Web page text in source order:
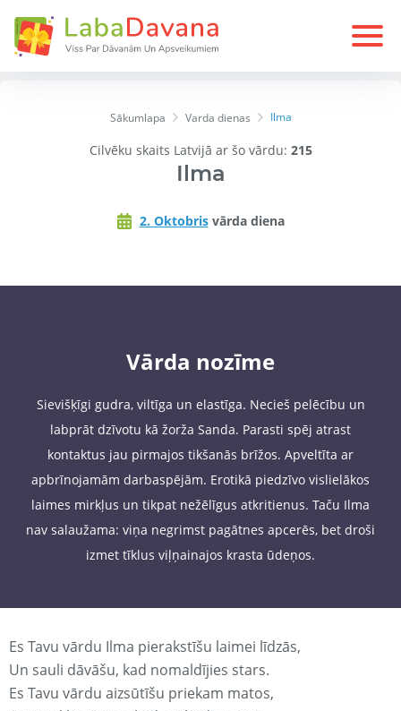
Sākumlapa Varda dienas Ilma
Cilvēku skaits Latvijā ar šo vārdu: 215
Ilma
2. Oktobrisvārda diena
Vārda nozīme
Sievišķīgi gudra, viltīga un elastīga. Necieš pelēcību un
labprāt dzīvotu kā žorža Sanda. Parasti spēj atrast
kontaktus jau pirmajos tikšanās brīžos. Apveltīta ar
apbrīnojamām darbaspējām. Erotikā piedzīvo vislielākos
laimes mirkļus un tikpat nežēlīgus atkritienus. Taču Ilma
nav salaužama: viņa negrimst pagātnes apcerēs, bet droši
izmet tīklus viļņainajos krasta ūdeņos.
Es Tavu vārdu Ilma pierakstīšu laimei līdzās,
Un sauli dāvāšu, kad nomaldījies stars.
Es Tavu vārdu aizsūtīšu priekam matos,